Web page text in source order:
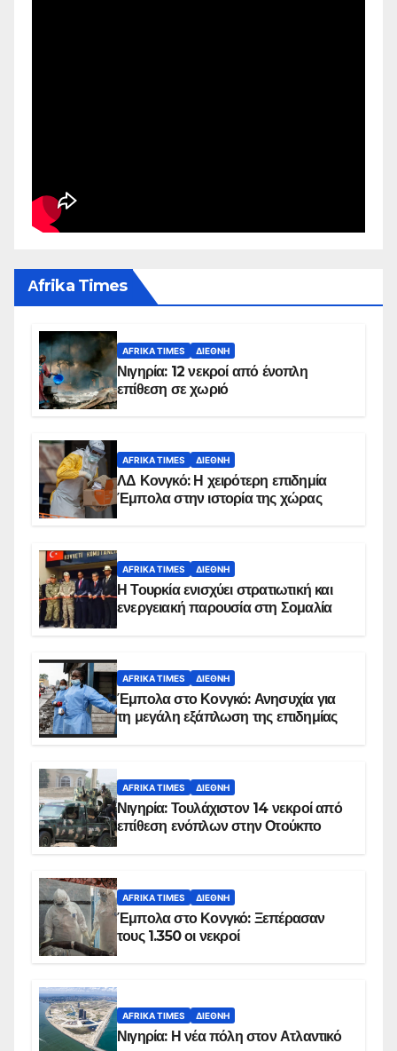
Αfrika Times
AFRIKA TIMES ΔΙΕΘΝΉ
Νιγηρία: 12 νεκροί από ένοπλη
επίθεση σε χωριό
AFRIKA TIMES ΔΙΕΘΝΉ
ΛΔ Κονγκό: Η χειρότερη επιδημία
Έμπολα στην ιστορία της χώρας
AFRIKA TIMES ΔΙΕΘΝΉ
Η Τουρκία ενισχύει στρατιωτική και
ενεργειακή παρουσία στη Σομαλία
AFRIKA TIMES ΔΙΕΘΝΉ
Έμπολα στο Κονγκό: Ανησυχία για
τη μεγάλη εξάπλωση της επιδημίας
AFRIKA TIMES ΔΙΕΘΝΉ
Νιγηρία: Τουλάχιστον 14 νεκροί από
επίθεση ενόπλων στην Οτούκπο
AFRIKA TIMES ΔΙΕΘΝΉ
Έμπολα στο Κονγκό: Ξεπέρασαν
τους 1.350 οι νεκροί
AFRIKA TIMES ΔΙΕΘΝΉ
Νιγηρία: Η νέα πόλη στον Ατλαντικό